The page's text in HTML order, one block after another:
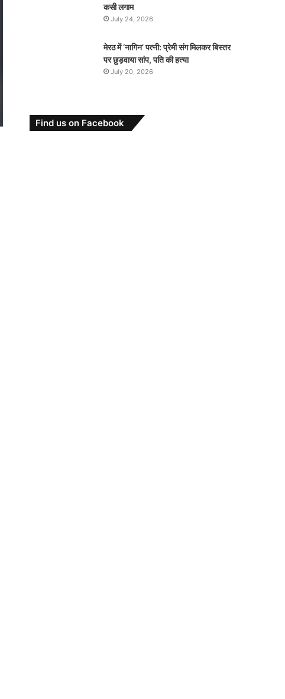
कसी लगाम
July 24, 2026
मेरठ में ‘नागिन’ पत्नी: प्रेमी संग मिलकर बिस्तर
पर छुड़वाया सांप, पति की हत्या
July 20, 2026
Find us on Facebook